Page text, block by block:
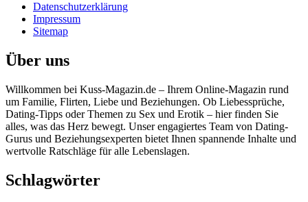
Datenschutzerklärung
Impressum
Sitemap
Über uns
Willkommen bei Kuss-Magazin.de – Ihrem Online-Magazin rund
um Familie, Flirten, Liebe und Beziehungen. Ob Liebessprüche,
Dating-Tipps oder Themen zu Sex und Erotik – hier finden Sie
alles, was das Herz bewegt. Unser engagiertes Team von Dating-
Gurus und Beziehungsexperten bietet Ihnen spannende Inhalte und
wertvolle Ratschläge für alle Lebenslagen.
Schlagwörter